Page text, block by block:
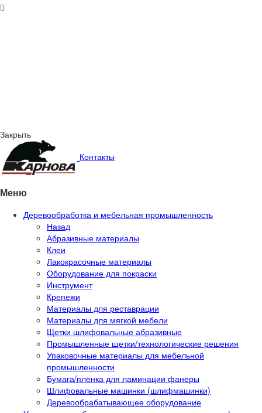
Закрыть
Контакты
Меню
Деревообработка и мебельная промышленность
Назад
Абразивные материалы
Клеи
Лакокрасочные материалы
Оборудование для покраски
Инструмент
Крепежи
Материалы для реставрации
Материалы для мягкой мебели
Щетки шлифовальные абразивные
Промышленные щетки/технологические решения
Упаковочные материалы для мебельной
промышленности
Бумага/пленка для ламинации фанеры
Шлифовальные машинки (шлифмашинки)
Деревообрабатывающее оборудование